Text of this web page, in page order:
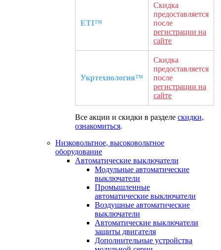
ETI™
Скидка
предоставляется
после
регистрации на
сайте
Укртехнология™
Скидка
предоставляется
после
регистрации на
сайте
Все акции и скидки в разделе скидки,
ознакомиться.
Низковольтное, высоковольтное
оборудование
Автоматические выключатели
Модульные автоматические
выключатели
Промышленные
автоматические выключатели
Воздушные автоматические
выключатели
Автоматические выключатели
защиты двигателя
Дополнительные устройства